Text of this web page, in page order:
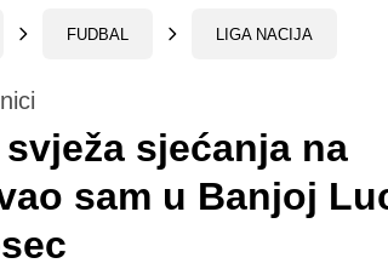
FUDBAL LIGA NACIJA
sjećanja na
sam u Banjoj